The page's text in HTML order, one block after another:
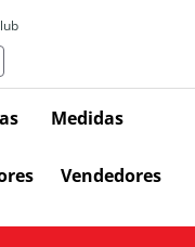
Medidas
Vendedores